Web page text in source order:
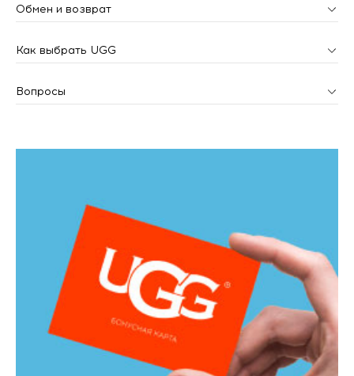
Обмен и возврат
Как выбрать UGG
Вопросы